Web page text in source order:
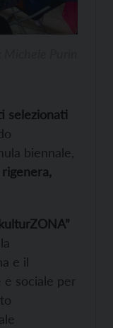
selezionati
biennale,
e il
sociale per